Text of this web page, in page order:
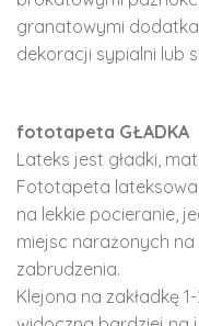
granatowymi
dekoracji sypialni lub
fototapeta GŁADKA
Lateks jest gładki,
Fototapeta lateksowa
na lekkie pocieranie,
miejsc narażonych
zabrudzenia.
Klejona na zakładkę